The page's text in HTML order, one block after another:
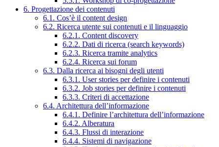
6. Progettazione dei contenuti
6.1. Cos’è il content design
6.2. Ricerca utente sui contenuti e il linguaggio
6.2.1. Content discovery
6.2.2. Dati di ricerca (search keywords)
6.2.3. Ricerca tramite analytics
6.2.4. Ricerca sui forum
6.3. Dalla ricerca ai bisogni degli utenti
6.3.1. User stories per definire i contenuti
6.3.2. Job stories per definire i contenuti
6.3.3. Criteri di accettazione
6.4. Architettura dell’informazione
6.4.1. Definire l’architettura dell’informazione
6.4.2. Alberatura
6.4.3. Flussi di interazione
6.4.4. Sistemi di navigazione